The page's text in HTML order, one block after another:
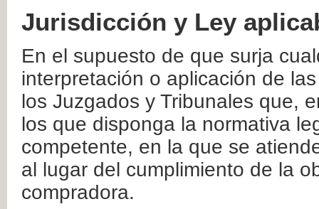
Jurisdicción y Ley
En el supuesto de que surja
interpretación o aplicación de
los Juzgados y Tribunales que,
los que disponga la normativa
competente, en la que se
al lugar del cumplimiento de la
compradora.